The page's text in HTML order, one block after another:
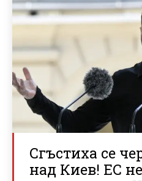
Сгъстиха се
над Киев! ЕС